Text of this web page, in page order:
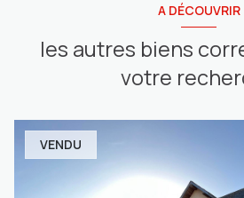
A DÉCOUVRIR
les autres biens
votre
VENDU